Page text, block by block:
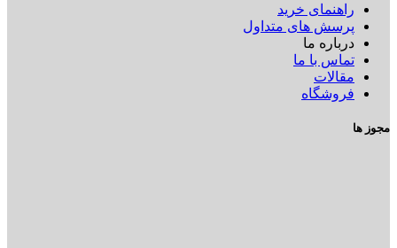
راهنمای خرید
پرسش های متداول
درباره ما
تماس با ما
مقالات
فروشگاه
مجوز ها